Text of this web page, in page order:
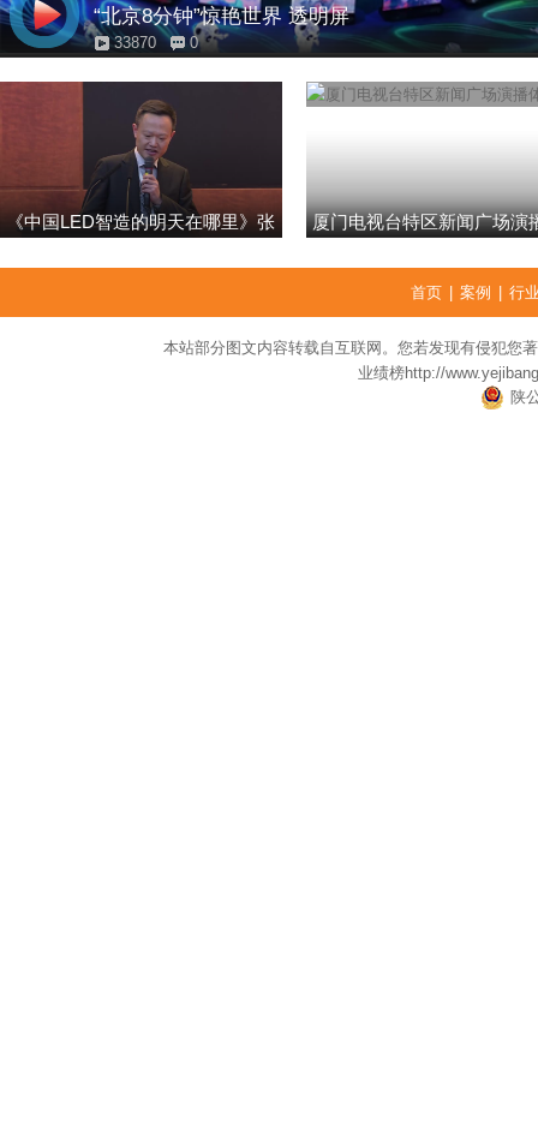
“北京8分钟”惊艳世界 透明屏
33870 0
《中国LED智造的明天在哪里》张
厦门电视台特区新闻广场演
首页 案例 行
本站部分图文内容转载自互联网。您若发现有侵犯您
业绩榜http://
陕